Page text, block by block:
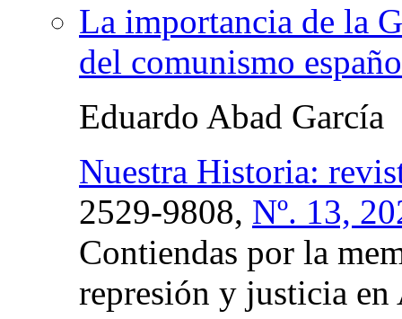
La importancia de la
del comunismo
Eduardo Abad García
Nuestra Historia:
2529-9808, Nº. 13,
Contiendas por la
represión y justicia